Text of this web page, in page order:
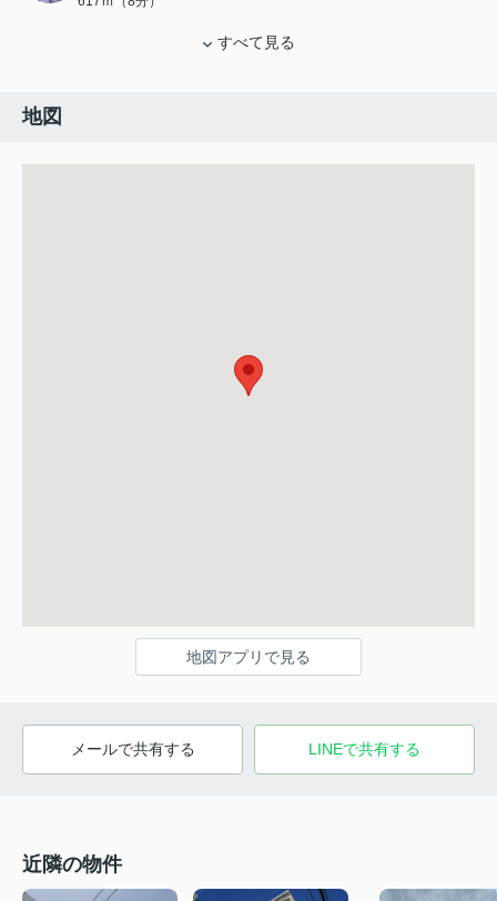
すべて見る
地図
地図アプリで見る
メールで共有する LINEで共有する
近隣の物件